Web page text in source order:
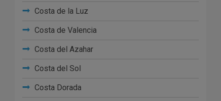
Costa de la Luz
Costa de Valencia
Costa del Azahar
Costa del Sol
Costa Dorada